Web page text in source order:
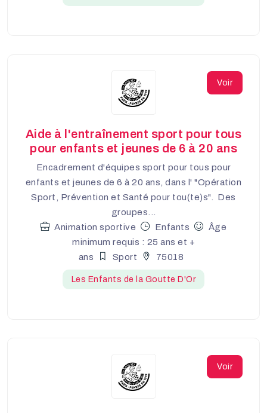
Voir
Aide à l'entraînement sport pour tous
pour enfants et jeunes de 6 à 20 ans
Encadrement d'équipes sport pour tous pour
enfants et jeunes de 6 à 20 ans, dans l' "Opération
Sport, Prévention et Santé pour tou(te)s". Des
groupes...
Animation sportive
Enfants
Âge
minimum requis : 25 ans et +
ans
Sport 75018
Les Enfants de la Goutte D'Or
Voir